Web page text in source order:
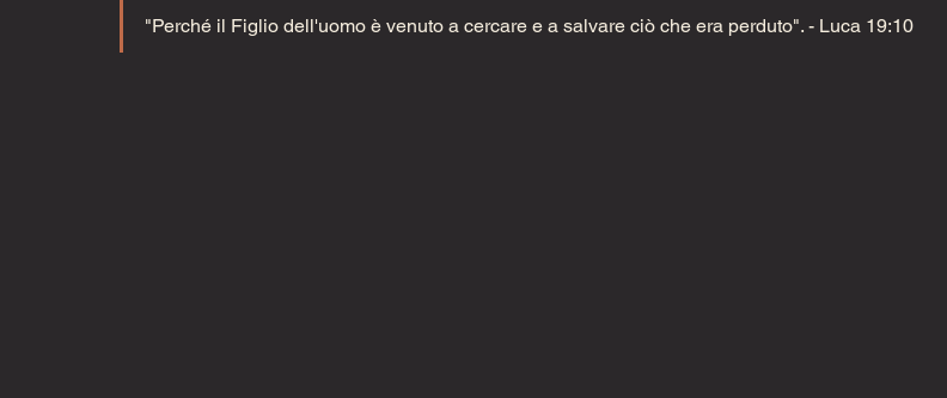
"Perché il Figlio dell'uomo è venuto a cercare e a salvare ciò che era perduto". - Luca 19:10